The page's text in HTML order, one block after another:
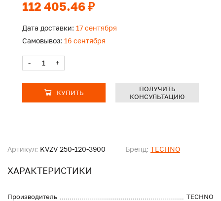
Артикул: KVZV 250-120-3900 Бренд: TECHNO
ХАРАКТЕРИСТИКИ
Производитель
TECHNO
112 405.46 ₽
Дата доставки: 17 сентября
Самовывоз: 16 сентября
- +
КУПИТЬ
ПОЛУЧИТЬ
КОНСУЛЬТАЦИЮ